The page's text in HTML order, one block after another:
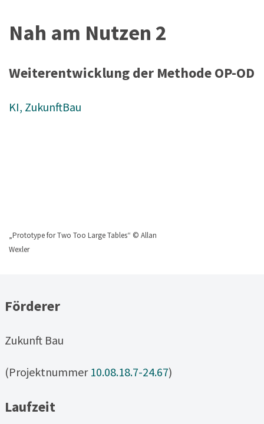
Nah am Nutzen 2
Weiterentwicklung der Methode OP-OD
KI, ZukunftBau
„Prototype for Two Too Large Tables“ © Allan
Wexler
Förderer
Zukunft Bau
(Projektnummer 10.08.18.7-24.67)
Laufzeit